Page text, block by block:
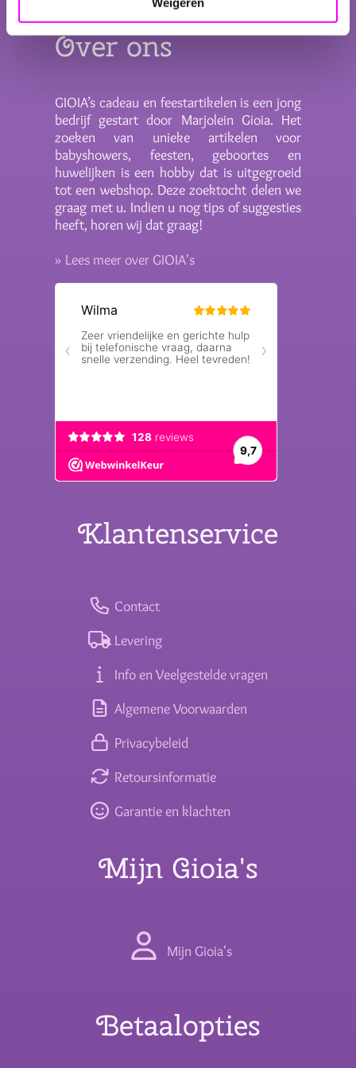
Over ons
GIOIA’s cadeau en feestartikelen is een jong
bedrijf gestart door Marjolein Gioia. Het
zoeken van unieke artikelen voor
babyshowers, feesten, geboortes en
huwelijken is een hobby dat is uitgegroeid
tot een webshop. Deze zoektocht delen we
graag met u. Indien u nog tips of suggesties
heeft, horen wij dat graag!
» Lees meer over GIOIA's
Klantenservice
Contact
Levering
Info en Veelgestelde vragen
Algemene Voorwaarden
Privacybeleid
Retoursinformatie
Garantie en klachten
Mijn Gioia's
Mijn Gioia's
Betaalopties